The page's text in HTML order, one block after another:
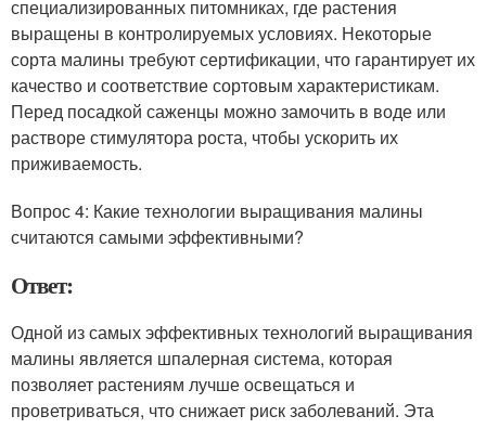
специализированных питомниках, где растения
выращены в контролируемых условиях. Некоторые
сорта малины требуют сертификации, что гарантирует их
качество и соответствие сортовым характеристикам.
Перед посадкой саженцы можно замочить в воде или
растворе стимулятора роста, чтобы ускорить их
приживаемость.
Вопрос 4: Какие технологии выращивания малины
считаются самыми эффективными?
Ответ:
Одной из самых эффективных технологий выращивания
малины является шпалерная система, которая
позволяет растениям лучше освещаться и
проветриваться, что снижает риск заболеваний. Эта